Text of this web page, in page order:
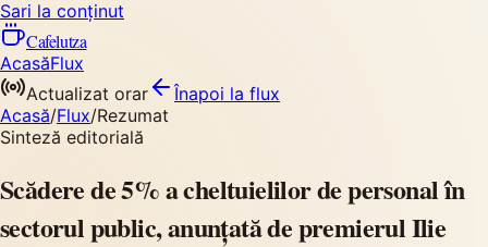
Sari la conținut
Cafelutza
AcasăFlux
Actualizat orar
Înapoi la flux
Acasă/Flux/Rezumat
Sinteză editorială
Scădere de 5% a cheltuielilor de personal în
sectorul public, anunțată de premierul Ilie